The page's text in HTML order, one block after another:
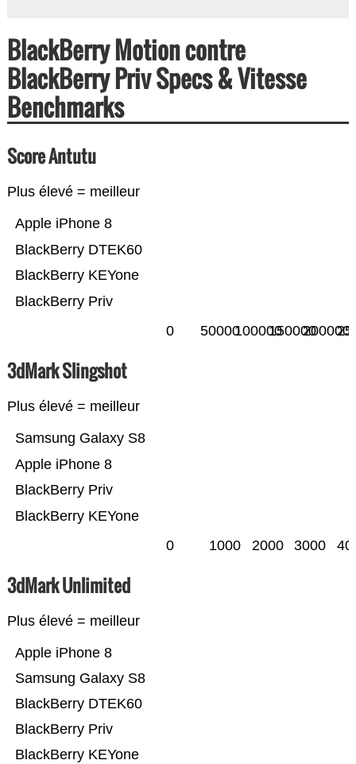
BlackBerry Motion contre
BlackBerry Priv Specs & Vitesse
Benchmarks
Score Antutu
Plus élevé = meilleur
BlackBerry Priv
BlackBerry KEYone
BlackBerry DTEK60
Apple iPhone 8
0 50000100000150000200000
3dMark Slingshot
Plus élevé = meilleur
BlackBerry KEYone
BlackBerry Priv
Apple iPhone 8
Samsung Galaxy S8
0 1000 2000 3000
3dMark Unlimited
Plus élevé = meilleur
BlackBerry KEYone
BlackBerry Priv
BlackBerry DTEK60
Samsung Galaxy S8
Apple iPhone 8